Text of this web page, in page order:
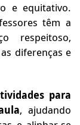
e equitativo.
têm a
respeitoso,
diferenças e
para
, ajudando